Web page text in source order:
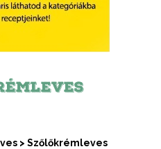
> Szőlőkrémleves